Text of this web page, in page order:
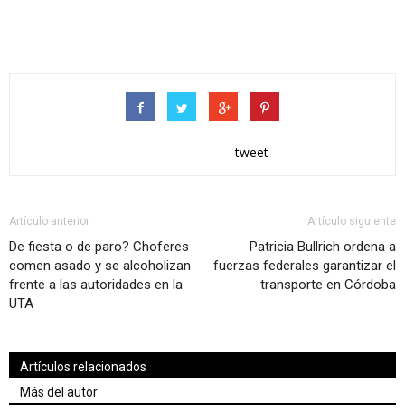
tweet
Artículo anterior
De fiesta o de paro? Choferes
comen asado y se alcoholizan
frente a las autoridades en la
UTA
Artículo siguiente
Patricia Bullrich ordena a
fuerzas federales garantizar el
transporte en Córdoba
Artículos relacionados
Más del autor